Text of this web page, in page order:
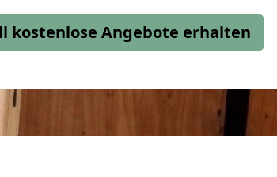
kostenlose Angebote erhalten